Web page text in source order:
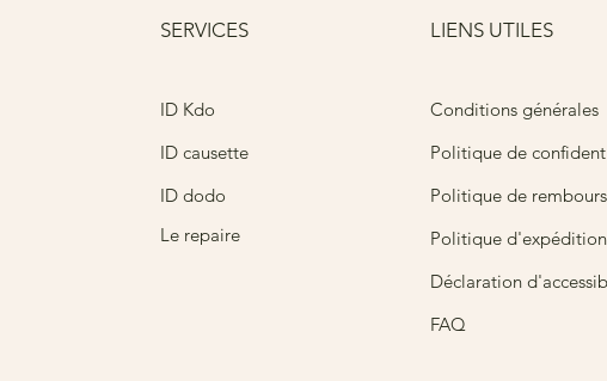
SERVICES
ID Kdo
ID causette
ID dodo
Le repaire
LIENS UTILES
Conditions générales
Politique de
Politique de
Politique d'expédition
Déclaration
FAQ